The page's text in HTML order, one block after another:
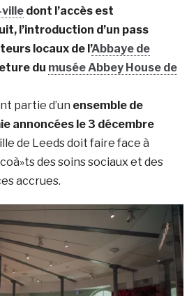
dont l’accès est
l’introduction d’un pass
locaux de l’Abbaye de
du musée Abbey House de
partie d’un ensemble de
annoncées le 3 décembre
de Leeds doit faire face à
des soins sociaux et des
accrues.